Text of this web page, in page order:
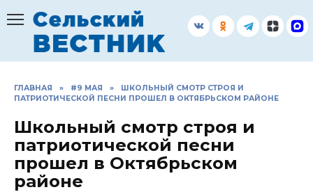
содержанию
ГЛАВНАЯ » #9 МАЯ »
ШКОЛЬНЫЙ СМОТР СТРОЯ И
ПАТРИОТИЧЕСКОЙ ПЕСНИ ПРОШЕЛ В ОКТЯБРЬСКОМ РАЙОНЕ
Школьный смотр строя и
патриотической песни
прошел в Октябрьском
районе